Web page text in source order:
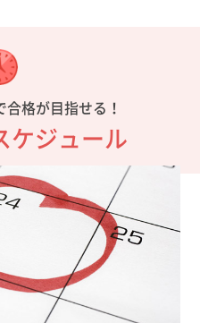
格が目指せる！
ケジュール